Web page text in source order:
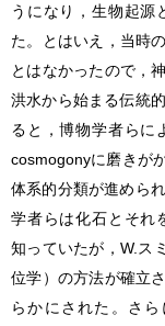
うになり，生物起源
た。とはいえ，当時
とはなかったので，
洪水から始まる伝統
ると，博物学者らに
cosmogonyに磨きが
体系的分類が進めら
学者らは化石とそれ
知っていたが，W.ス
位学）の方法が確立
らかにされた。さ